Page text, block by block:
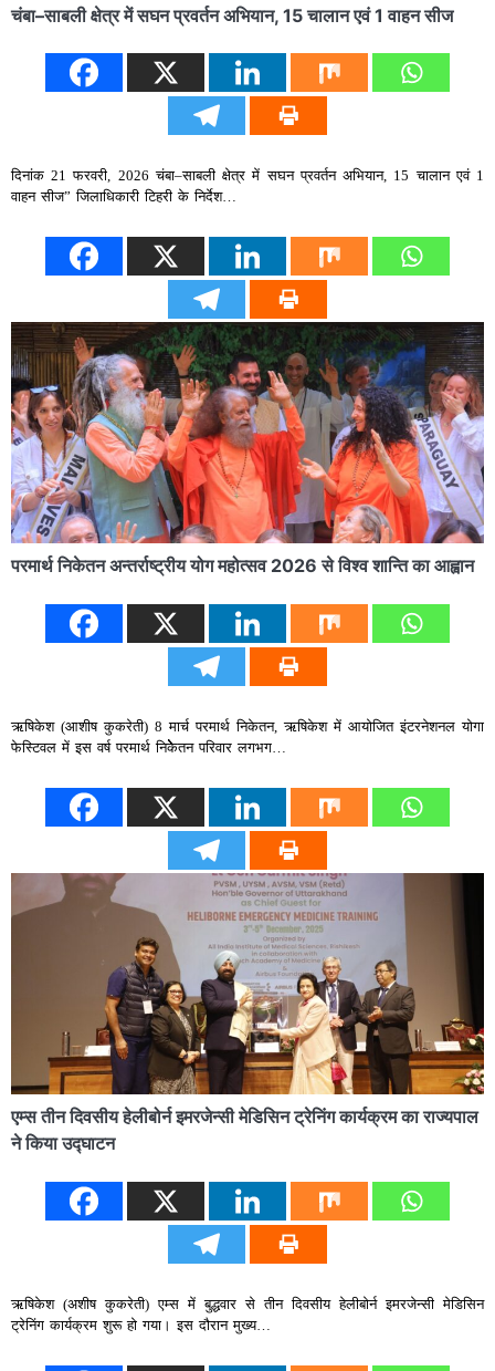
चंबा–साबली क्षेत्र में सघन प्रवर्तन अभियान, 15 चालान एवं 1 वाहन सीज
दिनांक 21 फरवरी, 2026 चंबा–साबली क्षेत्र में सघन प्रवर्तन अभियान, 15 चालान एवं 1
वाहन सीज” जिलाधिकारी टिहरी के निर्देश…
परमार्थ निकेतन अन्तर्राष्ट्रीय योग महोत्सव 2026 से विश्व शान्ति का आह्वान
ऋषिकेश (आशीष कुकरेती) 8 मार्च परमार्थ निकेतन, ऋषिकेश में आयोजित इंटरनेशनल योगा
फेस्टिवल में इस वर्ष परमार्थ निकेेेेेेेतन परिवार लगभग…
एम्स तीन दिवसीय हेलीबोर्न इमरजेन्सी मेडिसिन ट्रेनिंग कार्यक्रम का राज्यपाल
ने किया उद्घाटन
ऋषिकेश (अशीष कुकरेती) एम्स में बुद्धवार से तीन दिवसीय हेलीबोर्न इमरजेन्सी मेडिसिन
ट्रेनिंग कार्यक्रम शुरू हो गया। इस दौरान मुख्य…